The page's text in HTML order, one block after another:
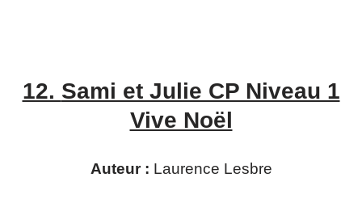
12. Sami et Julie CP Niveau 1
Vive Noël
Auteur : Laurence Lesbre